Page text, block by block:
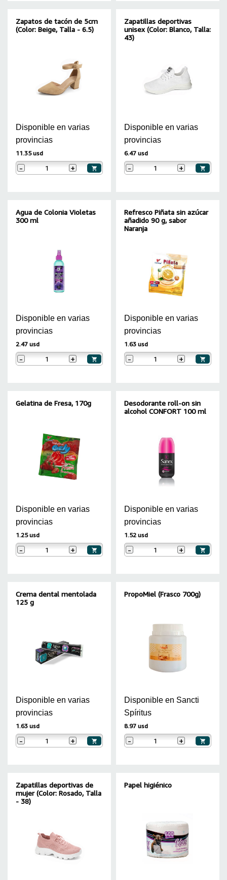
Zapatos de tacón de 5cm
(Color: Beige, Talla - 6.5)
Disponible en varias
provincias
11.35 usd
- +
Zapatillas deportivas
unisex (Color: Blanco, Talla:
43)
Disponible en varias
provincias
6.47 usd
- +
Agua de Colonia Violetas
300 ml
Disponible en varias
provincias
2.47 usd
- +
Refresco Piñata sin azúcar
añadido 90 g, sabor
Naranja
Disponible en varias
provincias
1.63 usd
- +
Gelatina de Fresa, 170g
Disponible en varias
provincias
1.25 usd
- +
Desodorante roll-on sin
alcohol CONFORT 100 ml
Disponible en varias
provincias
1.52 usd
- +
Crema dental mentolada
125 g
Disponible en varias
provincias
1.63 usd
- +
PropoMiel (Frasco 700g)
Disponible en Sancti
Spíritus
8.97 usd
- +
Zapatillas deportivas de
mujer (Color: Rosado, Talla
- 38)
Papel higiénico